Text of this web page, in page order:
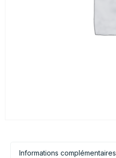
Informations complémentaires